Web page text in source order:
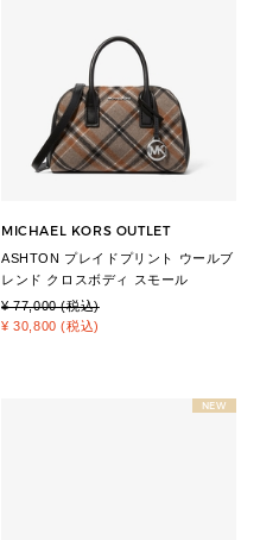
MICHAEL KORS OUTLET
ASHTON プレイドプリント ウールブ
レンド クロスボディ スモール
¥ 77,000 (税込)
¥ 30,800 (税込)
NEW